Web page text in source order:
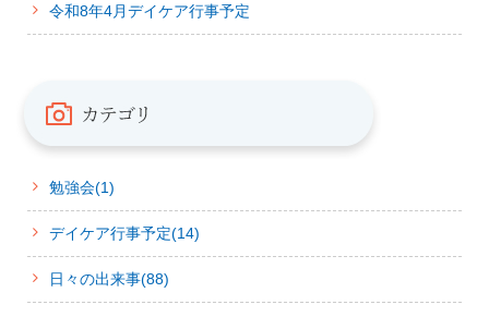
令和8年4月デイケア行事予定
勉強会(1)
デイケア行事予定(14)
日々の出来事(88)